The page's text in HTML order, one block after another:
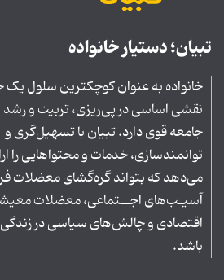
تبیان؛ دستیار خانواده
خانواده به عنوان کوچکترین سلول یک
نقشی اساسی در پی‌ریزی، تربیت و
جامعه قوی دارد. تبیان با تسهیل‌گری و
توانمندسازی، خدمات و محتواهایی را
می‌دهد که بتواند گره‌گشای معضلات
آسیـب‌های اجــتماعی، معضلات
اقتصادی و چالش‌های سیاسی در
باشد.